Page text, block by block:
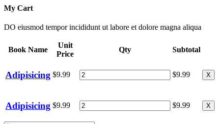
My Cart
DO eiusmod tempor incididunt ut labore et dolore magna aliqua
Book Name
Unit
Price
Qty Subtotal
Adipisicing $9.99 $9.99 X
Adipisicing $9.99 $9.99 X